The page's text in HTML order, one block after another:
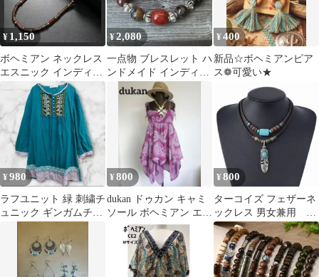
¥ 1,150
ボヘミアン ネックレス
エスニック インディア
ンジュエリー ヴィンテ
¥2,080
一点物 ブレスレット ハ
ンドメイド インディア
ンジュエリーアメカジ
ボヘミアン
¥400
新品☆ボヘミアンピア
ス❁︎可愛い★
¥980
ラフユニット 緑 刺繍チ
ュニック ギンガムチェ
¥800
dukan ドゥカン キャミ
ソール ボヘミアン エス
ニック リゾート Y2K
¥ 800
ターコイズ フェザーネ
ックレス 男女兼用 ボ
ヘミアン ナバホ風 イン
ディアン